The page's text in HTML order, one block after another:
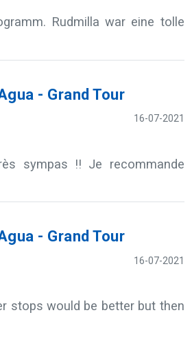
Rudmilla war eine tolle
- Grand Tour
16-07-2021
sympas !! Je recommande
- Grand Tour
16-07-2021
stops would be better but then